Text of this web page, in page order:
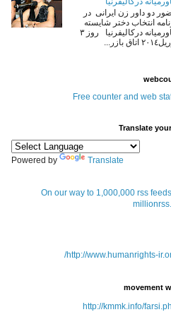
دو داور زن ایرانی در
انتخاب دختر شایسته
خاورمیانه درکالیفرنیا روز ٣
اتاق بازر...
Translate
Powered by Translate
http://www.humanrights-
movement
http://kmmk.info/